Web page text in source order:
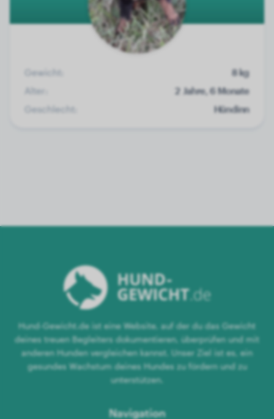
Gewicht:
8 kg
Alter:
2 Jahre, 6 Monate
Geschlecht:
Hündinn
Hund-Gewicht.de ist eine Website, auf der du das Gewicht
deines treuen Begleiters dokumentieren, überprüfen und mit
anderen Hunden vergleichen kannst. Unser Ziel ist es, ein
gesundes Wachstum deines Hundes zu fördern und zu
unterstützen.
Navigation